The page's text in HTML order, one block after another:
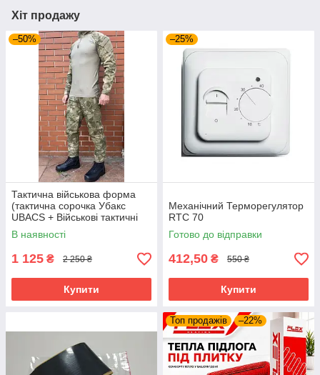
Хіт продажу
–50%
Тактична військова форма
(тактична сорочка Убакс
UBACS + Військові тактичні
штани) комуфляж олівія
В наявності
1 125 ₴ 2 250 ₴
Купити
–25%
Механічний Терморегулятор
RTC 70
Готово до відправки
412,50 ₴ 550 ₴
Купити
Топ продажів –22%